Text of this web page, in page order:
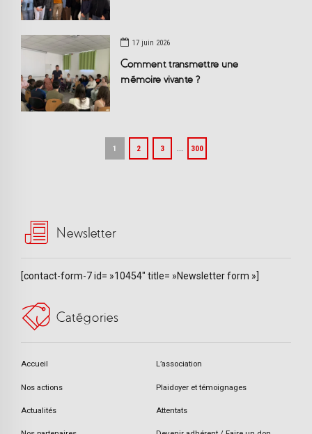
17 juin 2026
Comment transmettre une
mémoire vivante ?
1 2 3 … 300
Newsletter
[contact-form-7 id= »10454″ title= »Newsletter form »]
Catégories
Accueil L’association
Nos actions Plaidoyer et témoignages
Actualités Attentats